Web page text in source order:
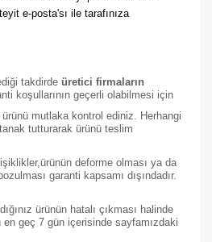
takdirde üretici firmaların
koşullarının geçerli olabilmesi için
ürünü mutlaka kontrol ediniz. Herhangi
tutturarak ürünü teslim
deforme olması ya da
garanti kapsamı dışındadır.
ürünün hatalı çıkması halinde
geç 7 gün içerisinde sayfamızdaki